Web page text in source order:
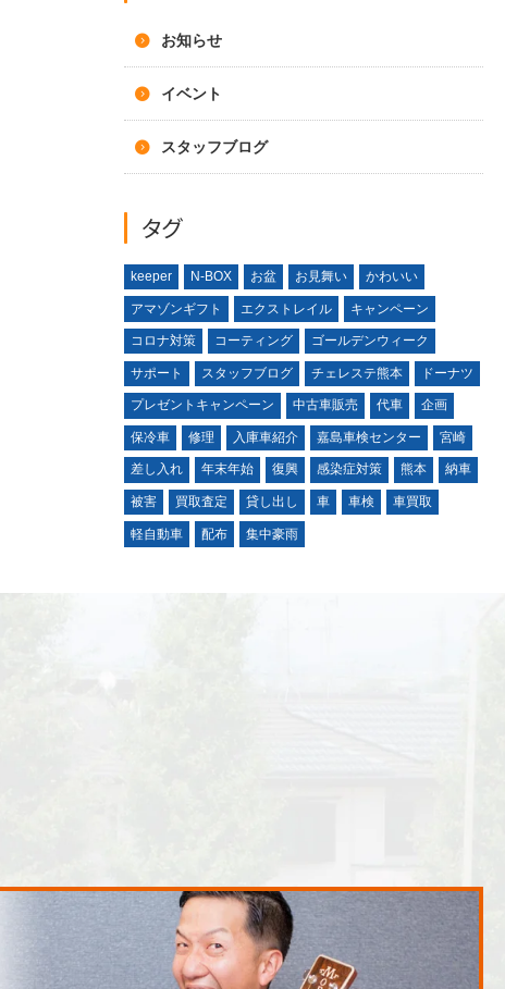
お知らせ
イベント
スタッフブログ
タグ
keeper N-BOX お盆 お見舞い かわいい
アマゾンギフト エクストレイル キャンペーン
コロナ対策 コーティング ゴールデンウィーク
サポート スタッフブログ チェレステ熊本 ドーナツ
プレゼントキャンペーン 中古車販売 代車 企画
保冷車 修理 入庫車紹介 嘉島車検センター 宮崎
差し入れ 年末年始 復興 感染症対策 熊本 納車
被害 買取査定 貸し出し 車 車検 車買取
軽自動車 配布 集中豪雨